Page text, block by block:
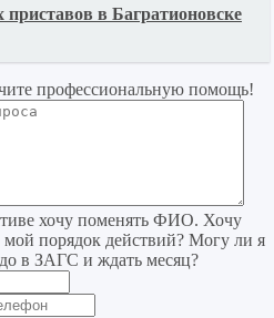
приставов в Багратионовске
профессиональную помощь!
хочу поменять ФИО. Хочу
порядок действий? Могу ли я
в ЗАГС и ждать месяц?